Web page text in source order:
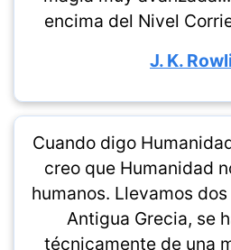
encima del Nivel
J. K.
Cuando digo
creo que Humanidad
humanos. Llevamos
Antigua Grecia, se
técnicamente de una